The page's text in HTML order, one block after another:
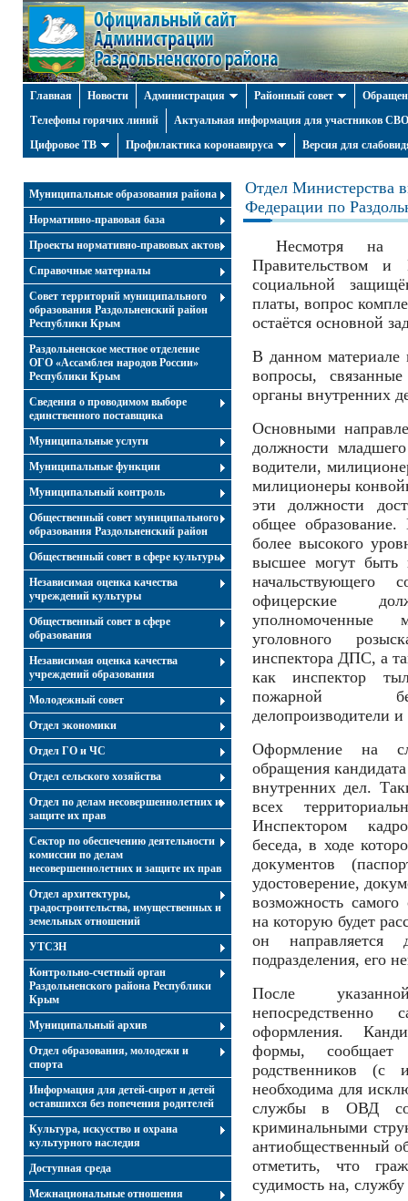
Главная Новости Администрация Районный совет
Телефоны горячих линий
Актуальная информация для участников СВО
Цифровое ТВ
Профилактика коронавируса Версия для
Муниципальные образования района
Нормативно-правовая база
Проекты нормативно-правовых актов
Справочные материалы
Совет территорий муниципального
образования Раздольненский район
Республики Крым
Раздольненское местное отделение
ОГО «Ассамблея народов России»
Республики Крым
Cведения о проводимом выборе
единственного поставщика
Муниципальные услуги
Муниципальные функции
Муниципальный контроль
Общественный совет муниципального
образования Раздольненский район
Общественный совет в сфере культуры
Независимая оценка качества
учреждений культуры
Общественный совет в сфере
образования
Независимая оценка качества
учреждений образования
Молодежный совет
Отдел экономики
Отдел ГО и ЧС
Отдел сельского хозяйства
Отдел по делам несовершеннолетних и
защите их прав
Сектор по обеспечению деятельности
комиссии по делам
несовершеннолетних и защите их прав
Отдел архитектуры,
градостроительства, имущественных и
земельных отношений
УТСЗН
Контрольно-счетный орган
Раздольненского района Республики
Крым
Муниципальный архив
Отдел образования, молодежи и
спорта
Информация для детей-сирот и детей
оставшихся без попечения родителей
Культура, искусство и охрана
культурного наследия
Доступная среда
Межнациональные отношения
Отдел Министерства
Федерации по
Несмотря на
Правительством
социальной
платы, вопрос
остаётся основной
В данном материале
вопросы,
органы внутренних
Основными
должности
водители,
милиционеры
эти должности
общее
более высокого
высшее могут быть
начальствующего
офицерские
уполномоченные
уголовного
инспектора ДПС, а
как инспектор
пожарной
делопроизводители и
Оформление на
обращения
внутренних дел.
всех
Инспектором
беседа, в ходе
документов
удостоверение,
возможность
на которую будет
он направляется
подразделения, его
После
непосредственно
оформления.
формы,
родственников (с
необходима для
службы в ОВД
криминальными
антиобщественный
отметить, что
судимость на,